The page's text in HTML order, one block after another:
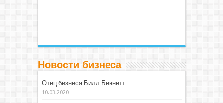
Новости бизнеса
Отец бизнеса Билл Беннетт
10.03.2020